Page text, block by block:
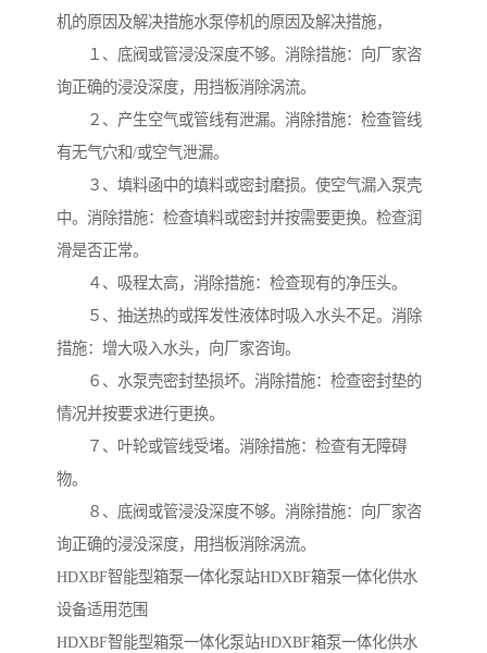
机的原因及解决措施水泵停机的原因及解决措施，
１、底阀或管浸没深度不够。消除措施：向厂家咨
询正确的浸没深度，用挡板消除涡流。
２、产生空气或管线有泄漏。消除措施：检查管线
有无气穴和/或空气泄漏。
３、填料函中的填料或密封磨损。使空气漏入泵壳
中。消除措施：检查填料或密封并按需要更换。检查润
滑是否正常。
４、吸程太高，消除措施：检查现有的净压头。
５、抽送热的或挥发性液体时吸入水头不足。消除
措施：增大吸入水头，向厂家咨询。
６、水泵壳密封垫损坏。消除措施：检查密封垫的
情况并按要求进行更换。
７、叶轮或管线受堵。消除措施：检查有无障碍
物。
８、底阀或管浸没深度不够。消除措施：向厂家咨
询正确的浸没深度，用挡板消除涡流。
HDXBF智能型箱泵一体化泵站HDXBF箱泵一体化供水
设备适用范围
HDXBF智能型箱泵一体化泵站HDXBF箱泵一体化供水